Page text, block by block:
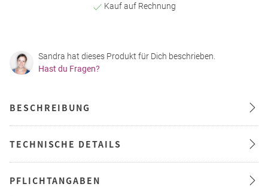
Kauf auf Rechnung
Sandra hat dieses Produkt für Dich beschrieben.
Hast du Fragen?
BESCHREIBUNG
TECHNISCHE DETAILS
PFLICHTANGABEN